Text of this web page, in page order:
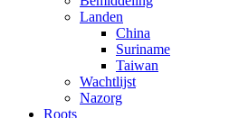
Landen
China
Suriname
Taiwan
Wachtlijst
Nazorg
Roots